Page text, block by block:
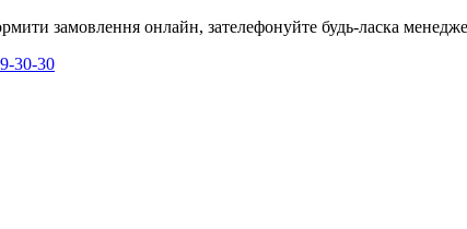
замовлення онлайн, зателефонуйте будь-ласка
30-30